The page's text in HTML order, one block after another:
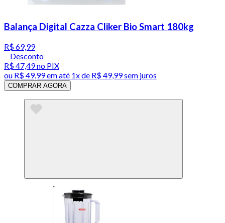
Balança Digital Cazza Cliker Bio Smart 180kg
R$ 69,99
Desconto
R$ 47,49no PIX
ou R$ 49,99em até 1x de R$ 49,99sem juros
COMPRAR AGORA